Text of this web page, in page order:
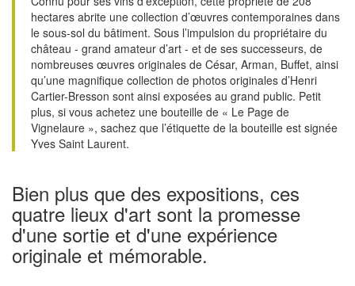
hectares abrite une collection d’œuvres contemporaines dans
le sous-sol du bâtiment. Sous l’impulsion du propriétaire du
château - grand amateur d’art - et de ses successeurs, de
nombreuses œuvres originales de César, Arman, Buffet, ainsi
qu’une magnifique collection de photos originales d’Henri
Cartier-Bresson sont ainsi exposées au grand public. Petit
plus, si vous achetez une bouteille de « Le Page de
Vignelaure », sachez que l’étiquette de la bouteille est signée
Yves Saint Laurent.
Bien plus que des expositions, ces
quatre lieux d'art sont la promesse
d'une sortie et d'une expérience
originale et mémorable.